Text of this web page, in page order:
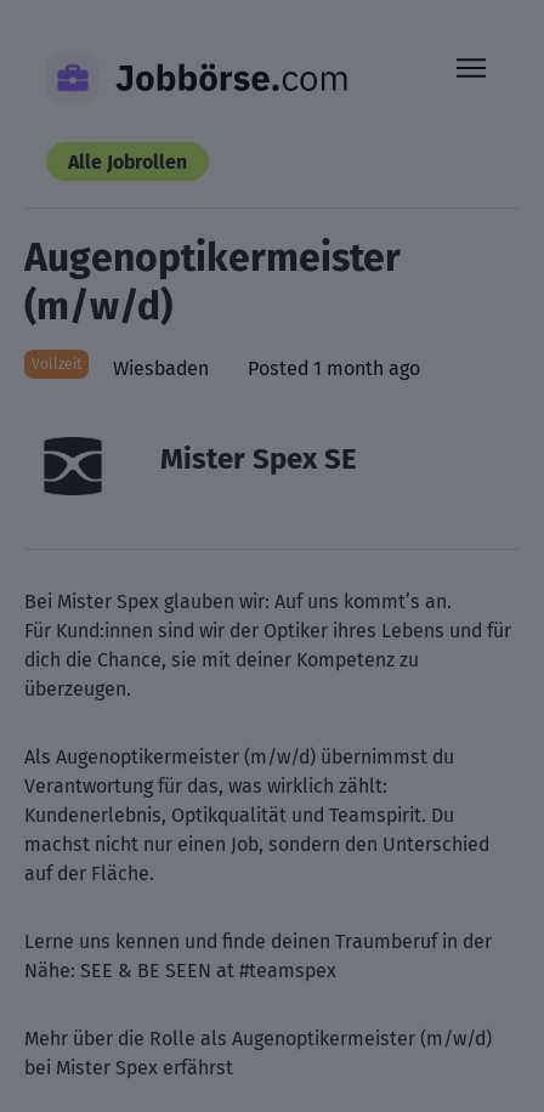
content
Alle Jobrollen
Augenoptikermeister
(m/w/d)
Vollzeit Wiesbaden Posted 1 month ago
Mister Spex SE
Bei Mister Spex glauben wir: Auf uns kommt’s an.
Für Kund:innen sind wir der Optiker ihres Lebens und für
dich die Chance, sie mit deiner Kompetenz zu
überzeugen.
Als Augenoptikermeister (m/w/d) übernimmst du
Verantwortung für das, was wirklich zählt:
Kundenerlebnis, Optikqualität und Teamspirit. Du
machst nicht nur einen Job, sondern den Unterschied
auf der Fläche.
Lerne uns kennen und finde deinen Traumberuf in der
Nähe: SEE & BE SEEN at #teamspex
Mehr über die Rolle als Augenoptikermeister (m/w/d)
bei Mister Spex erfährst